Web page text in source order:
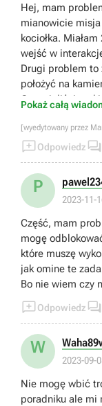
Hej, mam
mianowicie misja z węgorzem, który trzeba włożyć do
kociołka.
wejść w
Drugi problem to z
położyć na
Czy mieliście
Pokaż całą
[wyedytowany przez
Odpowiedz 
P
2023-11-
Część, mam
mogę
które muszę
jak omine te
Bo nie wiem czy
Odpowiedz 
W
2023-09-
Nie mogę wbić
poradniku ale mi